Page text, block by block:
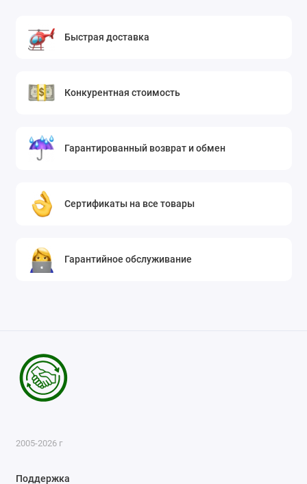
Быстрая доставка
Конкурентная стоимость
Гарантированный возврат и обмен
Сертификаты на все товары
Гарантийное обслуживание
2005-2026 г
Поддержка